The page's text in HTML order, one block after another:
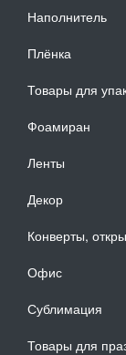
Наполнитель
Плёнка
Товары для
Фоамиран
Ленты
Декор
Конверты,
Офис
Сублимация
Товары для